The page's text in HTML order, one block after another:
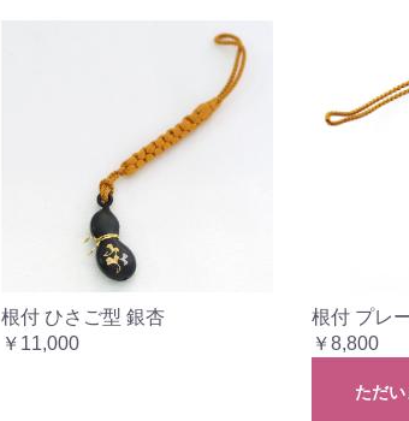
根付 ひさご型 銀杏
￥11,000
根付 プレ
￥8,800
ただい